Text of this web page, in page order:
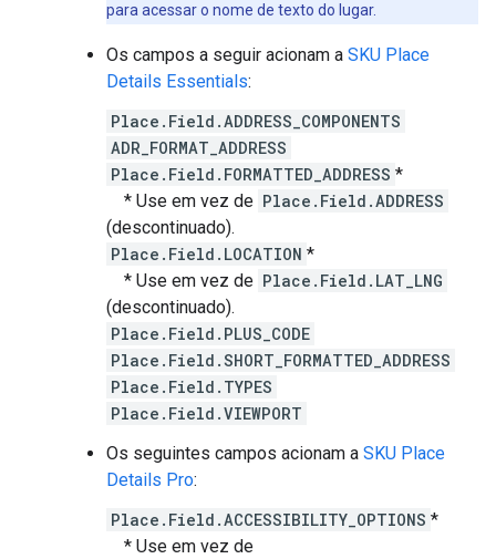
para acessar o nome de texto do lugar.
Os campos a seguir acionam a SKU Place
Details Essentials:
Place.Field.ADDRESS_COMPONENTS
ADR_FORMAT_ADDRESS
Place.Field.FORMATTED_ADDRESS *
* Use em vez de Place.Field.ADDRESS
(descontinuado).
Place.Field.LOCATION *
* Use em vez de Place.Field.LAT_LNG
(descontinuado).
Place.Field.PLUS_CODE
Place.Field.SHORT_FORMATTED_ADDRESS
Place.Field.TYPES
Place.Field.VIEWPORT
Os seguintes campos acionam a SKU Place
Details Pro:
Place.Field.ACCESSIBILITY_OPTIONS *
* Use em vez de